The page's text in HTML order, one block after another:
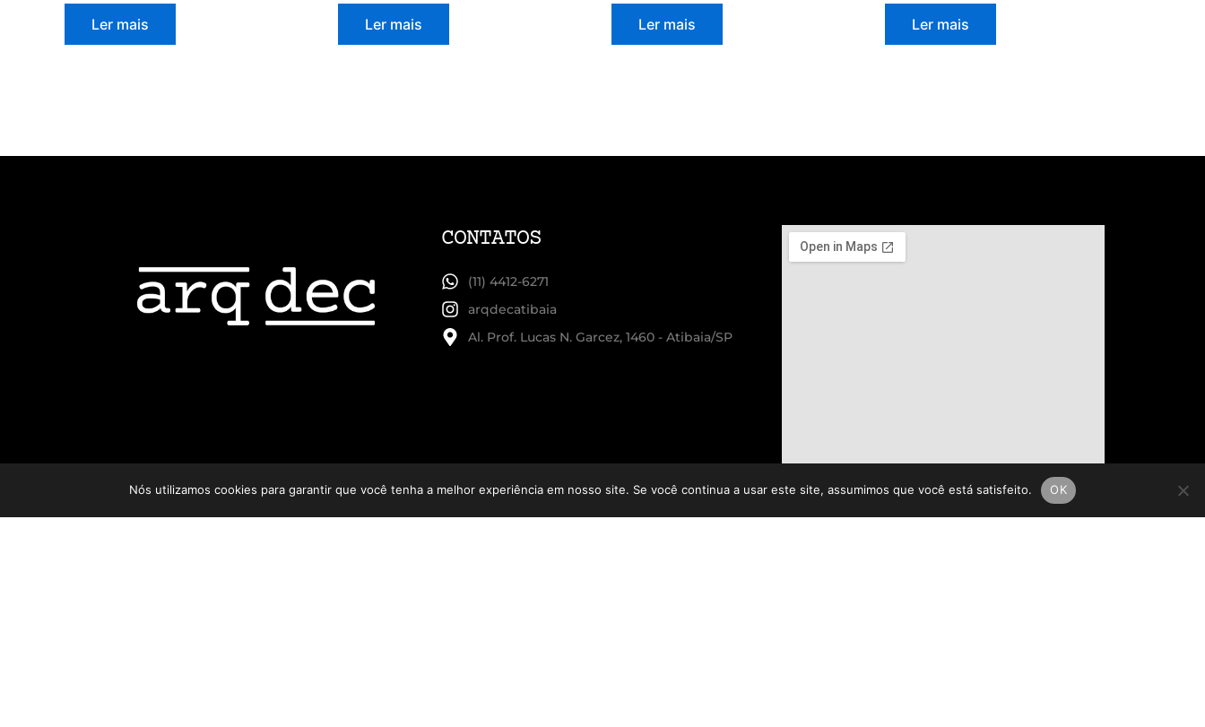
Ler mais Ler mais Ler mais Ler mais
CONTATOS
(11) 4412-6271
arqdecatibaia
Al. Prof. Lucas N. Garcez, 1460 - Atibaia/SP
Nós utilizamos cookies para garantir que você tenha a melhor experiência em nosso site. Se você continua a usar este site, assumimos que você está satisfeito. OK